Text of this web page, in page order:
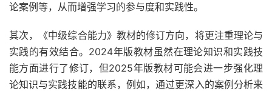
论案例等，从而增强学习的参与度和实践性。
其次，《中级综合能力》教材的修订方向，将更注重理论与
实践的有效结合。2024年版教材虽然在理论知识和实践技
能方面进行了修订，但2025年版教材可能会进一步强化理
论知识与实践技能的联系，例如，通过更深入的案例分析来